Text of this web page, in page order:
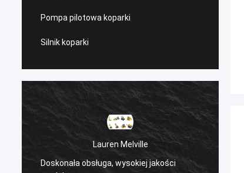
Pompa pilotowa koparki
Silnik koparki
Lauren Melville
Doskonała obsługa, wysokiej jakości